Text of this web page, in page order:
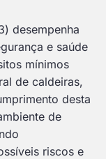
desempenha
e saúde
mínimos
de caldeiras,
desta
de
riscos e